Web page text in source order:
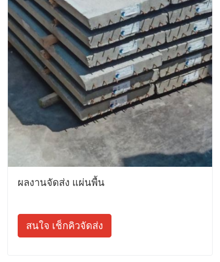
ผลงานจัดส่ง แผ่นพื้น
สนใจ เช็กคิวจัดส่ง